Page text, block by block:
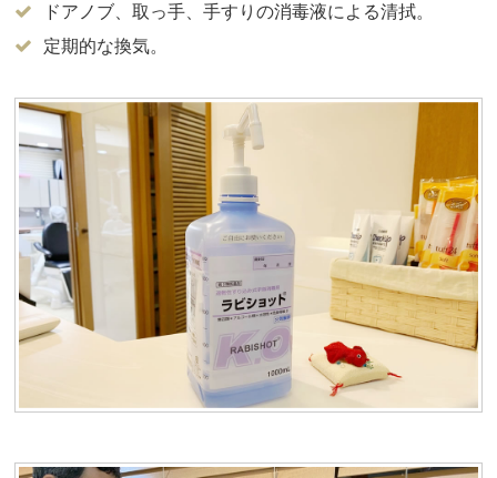
ドアノブ、取っ手、手すりの消毒液による清拭。
定期的な換気。